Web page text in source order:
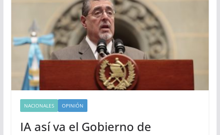
NACIONALES OPINIÓN
IA así va el Gobierno de